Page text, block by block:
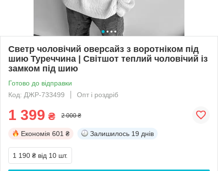
Светр чоловічий оверсайз з воротніком під
шию Туреччина | Світшот теплий чоловічий із
замком під шию
Готово до відправки
Код: ДЖР-733499
Опт і роздріб
1 399 ₴ 2 000 ₴
Економія 601 ₴ Залишилось 19 днів
1 190 ₴ від 10 шт.